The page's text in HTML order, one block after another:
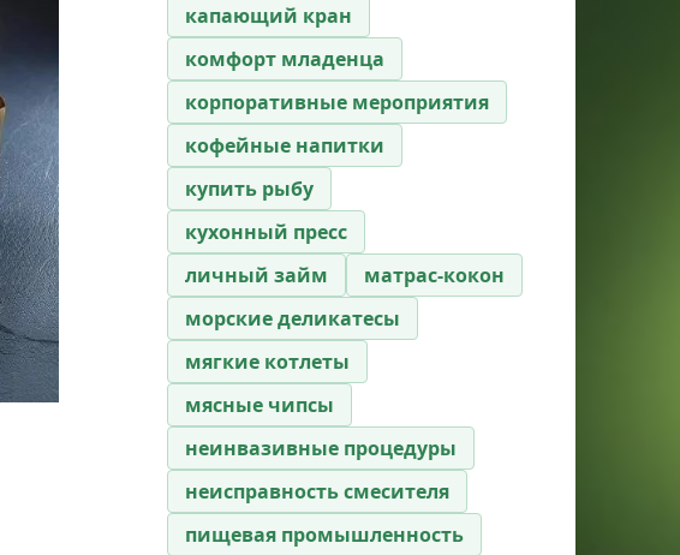
капающий кран
комфорт младенца
корпоративные мероприятия
кофейные напитки
купить рыбу
кухонный пресс
личный займ
матрас-кокон
морские деликатесы
мягкие котлеты
мясные чипсы
неинвазивные процедуры
неисправность смесителя
пищевая промышленность